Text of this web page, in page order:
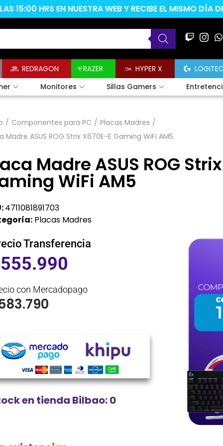
15:00 HRS EN NUESTRA WEB Y RECIBE EL MISMO DÍA
REDRAGON RAZER HYPER X
Monitores Sillas Gamers
/ Componentes para PC / Placas Madres /
Madre ASUS ROG Strix X670E-E Gaming WiFi AM5
Madre ASUS ROG
WiFi AM5
4711081891703
Placas Madres
Transferencia
555.990
con Mercadopago
en tienda Bilbao: 0